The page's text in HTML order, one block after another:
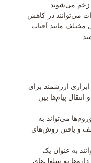
زخم می‌شوند.
می‌توانند در کاهش
مانند آفتاب
ابزاری ارزشمند برای
پیام‌ها بین
می‌تواند به
و یافتن روش‌های
به عنوان یک
به سلول‌های